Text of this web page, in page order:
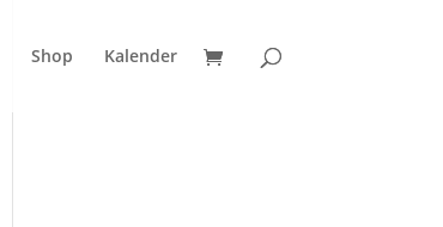
Shop Kalender